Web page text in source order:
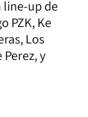
line-up de
PZK, Ke
Los
y